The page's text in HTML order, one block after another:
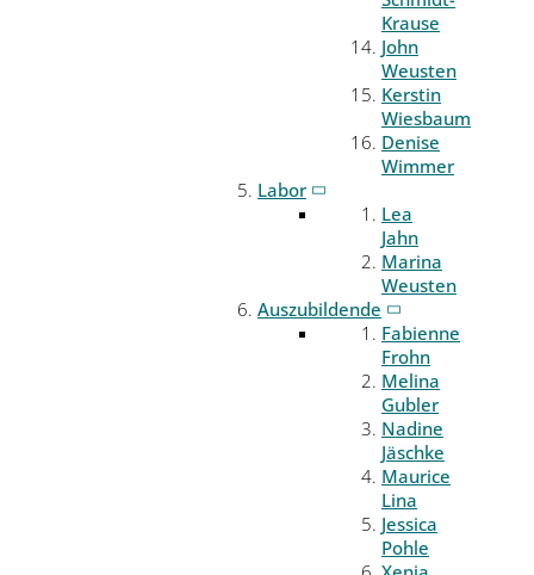
Krause
John
Weusten
Kerstin
Wiesbaum
Denise
Wimmer
Labor
Lea
Jahn
Marina
Weusten
Auszubildende
Fabienne
Frohn
Melina
Gubler
Nadine
Jäschke
Maurice
Lina
Jessica
Pohle